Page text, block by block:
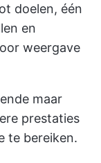
doelen, één
en
weergave
maar
prestaties
te bereiken.